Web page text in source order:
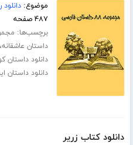
موضوع:
۴۸۷ صفحه
برچسب‌ها:
داستان عاشقانه
دانلود داستان
دانلود داستان
دانلود کتاب زریر